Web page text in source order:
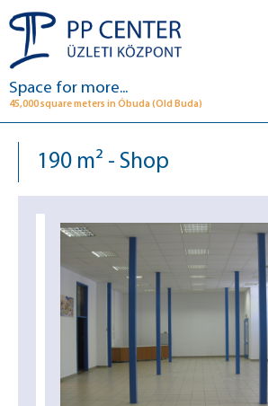
Space for more...
45,000 square meters in Óbuda (Old Buda)
190 m² - Shop